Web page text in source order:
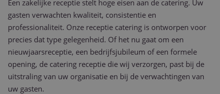
Een zakelijke receptie stelt hoge eisen aan de catering. Uw
gasten verwachten kwaliteit, consistentie en
professionaliteit. Onze receptie catering is ontworpen voor
precies dat type gelegenheid. Of het nu gaat om een
nieuwjaarsreceptie, een bedrijfsjubileum of een formele
opening, de catering receptie die wij verzorgen, past bij de
uitstraling van uw organisatie en bij de verwachtingen van
uw gasten.